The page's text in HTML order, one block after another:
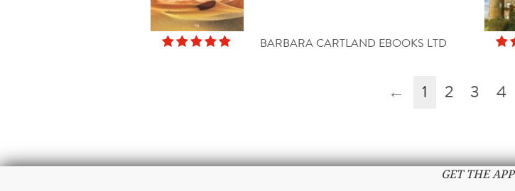
BARBARA CARTLAND EBOOKS LTD
← 1 2 3 4
GET THE APP